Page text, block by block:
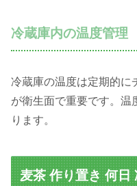
冷蔵庫内の温度管理
冷蔵庫の温度は定期的
が衛生面で重要です。温
ります。
麦茶 作り置き 何日